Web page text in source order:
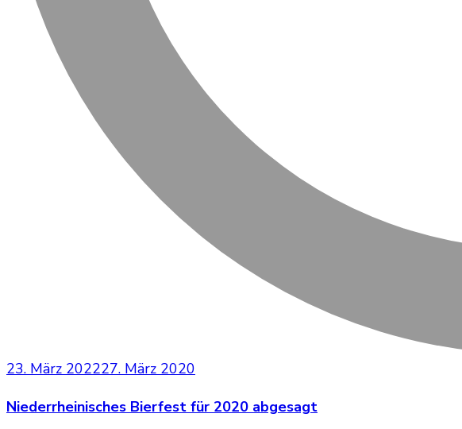
23. März 202227. März 2020
Niederrheinisches Bierfest für 2020 abgesagt